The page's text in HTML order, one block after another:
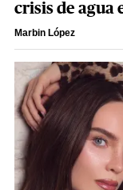
crisis de agua
Marbin López